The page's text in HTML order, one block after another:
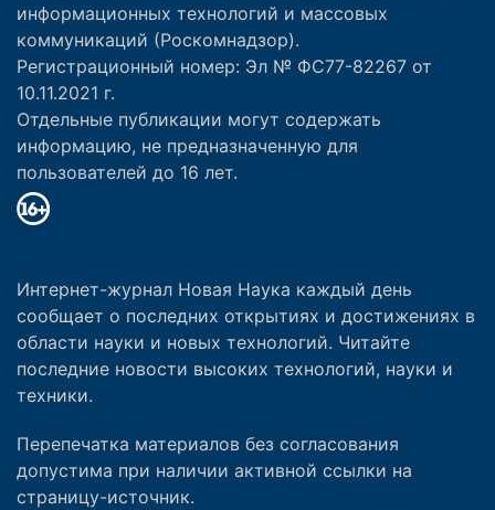
информационных технологий и массовых
коммуникаций (Роскомнадзор).
Регистрационный номер: Эл № ФС77-82267 от
10.11.2021 г.
Отдельные публикации могут содержать
информацию, не предназначенную для
пользователей до 16 лет.
Интернет-журнал Новая Наука каждый день
сообщает о последних открытиях и достижениях в
области науки и новых технологий. Читайте
последние новости высоких технологий, науки и
техники.
Перепечатка материалов без согласования
допустима при наличии активной ссылки на
страницу-источник.